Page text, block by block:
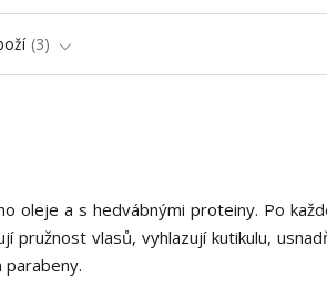
3
oleje a s hedvábnými proteiny. Po
pružnost vlasů, vyhlazují kutikulu,
parabeny.